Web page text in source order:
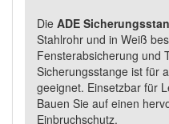
Die ADE
Stahlrohr und in Weiß
Fensterabsicherung und
Sicherungsstange ist für
geeignet. Einsetzbar für
Bauen Sie auf einen
Einbruchschutz.